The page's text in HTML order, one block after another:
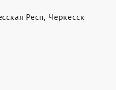
Респ, Черкесск